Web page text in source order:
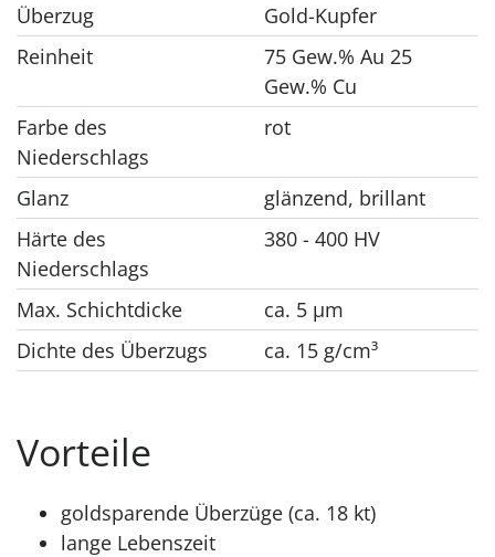
Überzug
Gold-Kupfer
Reinheit
75 Gew.% Au 25
Gew.% Cu
Farbe des
Niederschlags
rot
Glanz
glänzend, brillant
Härte des
Niederschlags
380 - 400 HV
Max. Schichtdicke
ca. 5 μm
Dichte des Überzugs
ca. 15 g/cm³
Vorteile
goldsparende Überzüge (ca. 18 kt)
lange Lebenszeit